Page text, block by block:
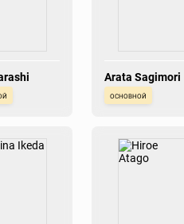
Arata Sagimori
основной